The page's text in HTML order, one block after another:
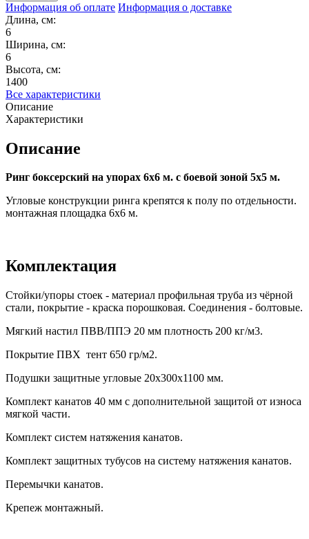
Информация об оплате Информация о доставке
Длина, см:
6
Ширина, см:
6
Высота, см:
1400
Все характеристики
Описание
Характеристики
Описание
Ринг боксерский на упорах 6х6 м. с боевой зоной 5х5 м.
Угловые конструкции ринга крепятся к полу по отдельности.
монтажная площадка 6х6 м.
Комплектация
Стойки/упоры стоек - материал профильная труба из чёрной
стали, покрытие - краска порошковая. Соединения - болтовые.
Мягкий настил ПВВ/ППЭ 20 мм плотность 200 кг/м3.
Покрытие ПВХ тент 650 гр/м2.
Подушки защитные угловые 20х300х1100 мм.
Комплект канатов 40 мм с дополнительной защитой от износа
мягкой части.
Комплект систем натяжения канатов.
Комплект защитных тубусов на систему натяжения канатов.
Перемычки канатов.
Крепеж монтажный.